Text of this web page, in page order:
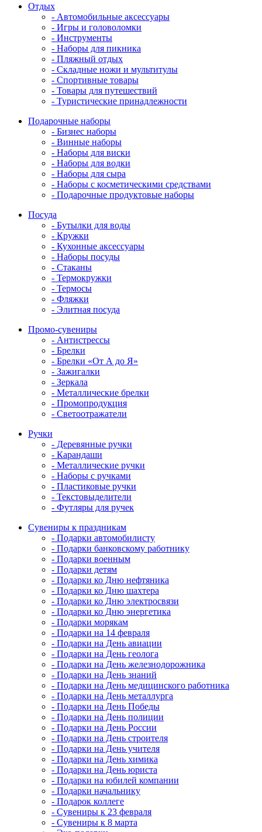
Отдых
- Автомобильные аксессуары
- Игры и головоломки
- Инструменты
- Наборы для пикника
- Пляжный отдых
- Складные ножи и мультитулы
- Спортивные товары
- Товары для путешествий
- Туристические принадлежности
Подарочные наборы
- Бизнес наборы
- Винные наборы
- Наборы для виски
- Наборы для водки
- Наборы для сыра
- Наборы с косметическими средствами
- Подарочные продуктовые наборы
Посуда
- Бутылки для воды
- Кружки
- Кухонные аксессуары
- Наборы посуды
- Стаканы
- Термокружки
- Термосы
- Фляжки
- Элитная посуда
Промо-сувениры
- Антистрессы
- Брелки
- Брелки «От А до Я»
- Зажигалки
- Зеркала
- Металлические брелки
- Промопродукция
- Светоотражатели
Ручки
- Деревянные ручки
- Карандаши
- Металлические ручки
- Наборы с ручками
- Пластиковые ручки
- Текстовыделители
- Футляры для ручек
Сувениры к праздникам
- Подарки автомобилисту
- Подарки банковскому работнику
- Подарки военным
- Подарки детям
- Подарки ко Дню нефтяника
- Подарки ко Дню шахтера
- Подарки ко Дню электросвязи
- Подарки ко Дню энергетика
- Подарки морякам
- Подарки на 14 февраля
- Подарки на День авиации
- Подарки на День геолога
- Подарки на День железнодорожника
- Подарки на День знаний
- Подарки на День медицинского работника
- Подарки на День металлурга
- Подарки на День Победы
- Подарки на День полиции
- Подарки на День России
- Подарки на День строителя
- Подарки на День учителя
- Подарки на День химика
- Подарки на День юриста
- Подарки на юбилей компании
- Подарки начальнику
- Подарок коллеге
- Сувениры к 23 февраля
- Сувениры к 8 марта